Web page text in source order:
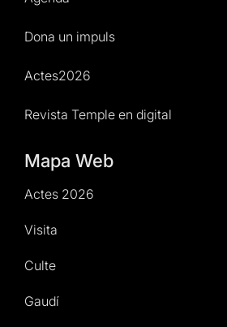
Dona un impuls
Actes2026
Revista Temple en digital
Mapa Web
Actes 2026
Visita
Culte
Gaudí